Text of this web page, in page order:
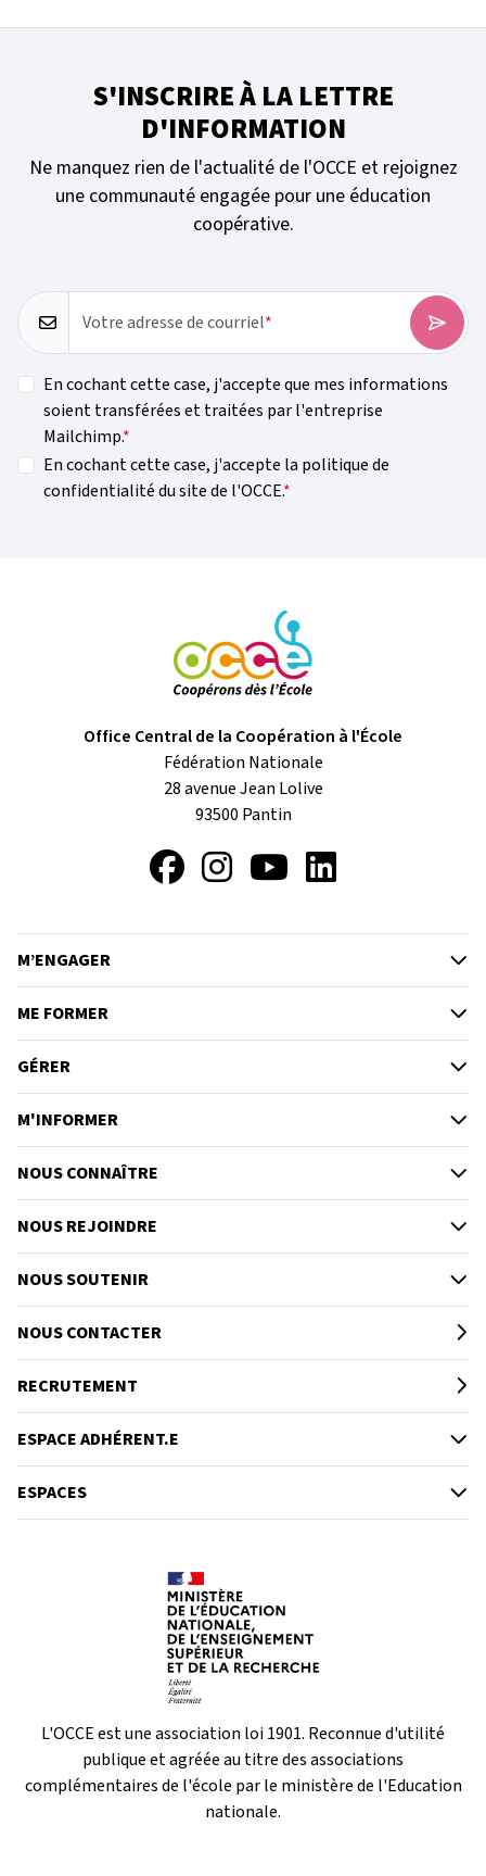
S'INSCRIRE À LA LETTRE
D'INFORMATION
Ne manquez rien de l'actualité de l'OCCE et rejoignez
une communauté engagée pour une éducation
coopérative.
Votre adresse de courriel
En cochant cette case, j'accepte que mes informations
soient transférées et traitées par l'entreprise
Mailchimp.
En cochant cette case, j'accepte la politique de
confidentialité du site de l'OCCE.
Office Central de la Coopération à l'École
Fédération Nationale
28 avenue Jean Lolive
93500 Pantin
FacebookInstagramYouTube
M’ENGAGER
ME FORMER
GÉRER
M'INFORMER
NOUS CONNAÎTRE
NOUS REJOINDRE
NOUS SOUTENIR
NOUS CONTACTER
RECRUTEMENT
ESPACE ADHÉRENT.E
ESPACES
L'OCCE est une association loi 1901. Reconnue d'utilité
publique et agréée au titre des associations
complémentaires de l'école par le ministère de l'Education
nationale.